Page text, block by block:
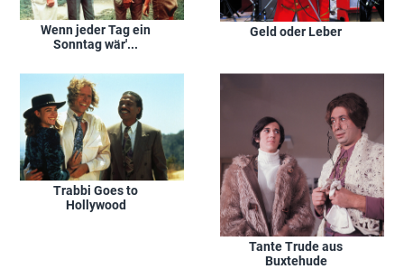
Wenn jeder Tag ein
Sonntag wär'...
Geld oder Leber
Trabbi Goes to
Hollywood
Tante Trude aus
Buxtehude